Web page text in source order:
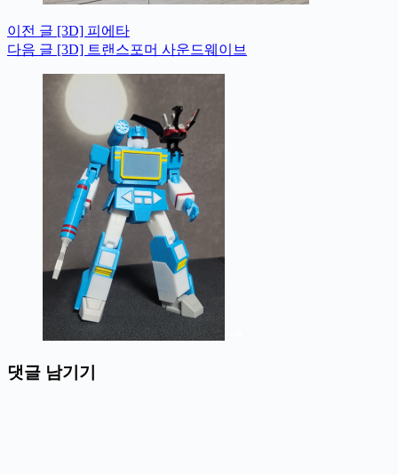
이전 글 [3D] 피에타
다음 글 [3D] 트랜스포머 사운드웨이브
댓글 남기기